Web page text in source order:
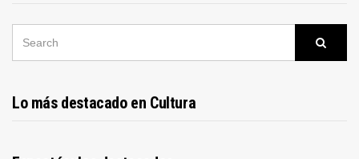
Lo más destacado en Cultura